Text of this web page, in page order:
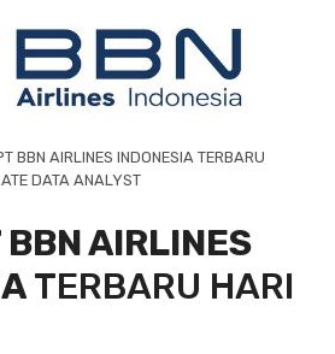
BBN AIRLINES INDONESIA TERBARU
DATA ANALYST
BBN AIRLINES
TERBARU HARI